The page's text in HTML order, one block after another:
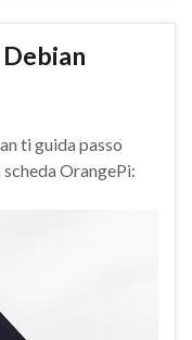
ti guida passo
OrangePi: